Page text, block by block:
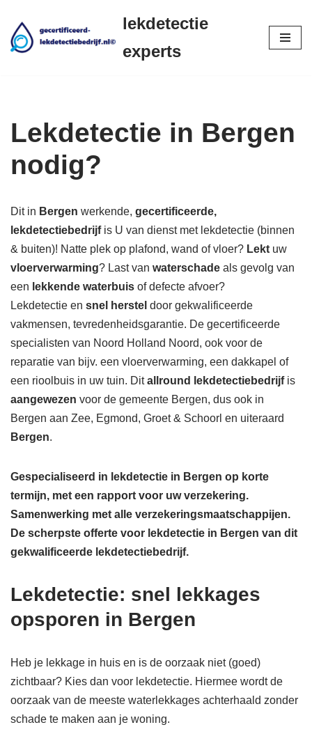
Ga
lekdetectie
experts
Lekdetectie in Bergen
nodig?
Dit in Bergen werkende, gecertificeerde,
lekdetectiebedrijf is U van dienst met lekdetectie (binnen
& buiten)! Natte plek op plafond, wand of vloer? Lekt uw
vloerverwarming? Last van waterschade als gevolg van
een lekkende waterbuis of defecte afvoer?
Lekdetectie en snel herstel door gekwalificeerde
vakmensen, tevredenheidsgarantie. De gecertificeerde
specialisten van Noord Holland Noord, ook voor de
reparatie van bijv. een vloerverwarming, een dakkapel of
een rioolbuis in uw tuin. Ditallround lekdetectiebedrijfis
aangewezen voor de gemeente Bergen, dus ook in
Bergen aan Zee, Egmond, Groet & Schoorl en uiteraard
Bergen.
Gespecialiseerd in lekdetectie in Bergen op korte
termijn, met een rapport voor uw verzekering.
Samenwerking met alle verzekeringsmaatschappijen.
De scherpste offerte voor lekdetectie in Bergen van dit
gekwalificeerde lekdetectiebedrijf.
Lekdetectie: snel lekkages
opsporen in Bergen
Heb je lekkage in huis en is de oorzaak niet (goed)
zichtbaar? Kies dan voor lekdetectie. Hiermee wordt de
oorzaak van de meeste waterlekkages achterhaald zonder
schade te maken aan je woning.